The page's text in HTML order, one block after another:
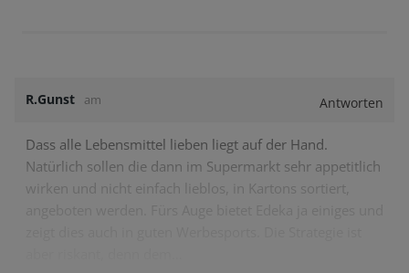
R.Gunst am Antworten
Dass alle Lebensmittel lieben liegt auf der Hand.
Natürlich sollen die dann im Supermarkt sehr appetitlich
wirken und nicht einfach lieblos, in Kartons sortiert,